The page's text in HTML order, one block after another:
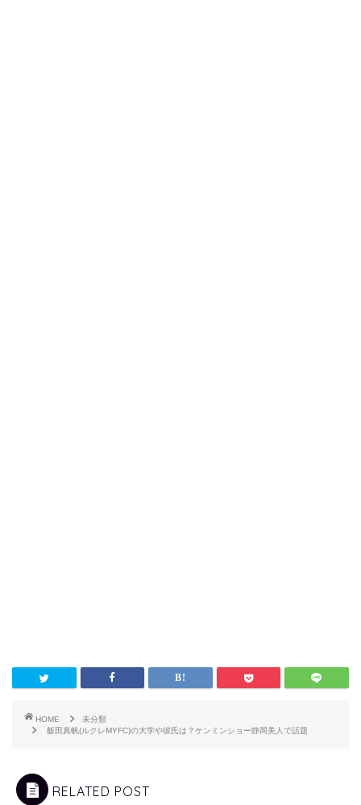
HOME
未分類
飯田真帆(ルクレMYFC)の大学や彼氏は？ケンミンショー静岡美人で話題
RELATED POST